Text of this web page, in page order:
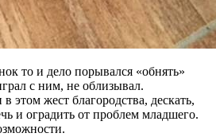
то и дело порывался «обнять»
с ним, не облизывал.
этом жест благородства, дескать,
и оградить от проблем младшего.